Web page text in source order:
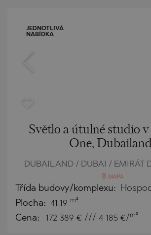
JEDNOTLIVÁ
NABÍDKA
Světlo a útulné studio
One,
DUBAILAND / DUBAI / EMIRÁT
MAPA
Třída budovy/komplexu:
Plocha: 41.19 m²
Cena: 172 389 € /// 4 185 €/ m²